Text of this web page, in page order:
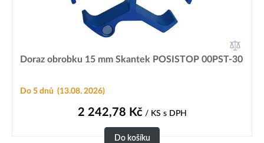
Doraz obrobku 15 mm Skantek POSISTOP 00PST-30
Do 5 dnů (13.08. 2026)
2 242,78 Kč/ KS s DPH
Do košíku